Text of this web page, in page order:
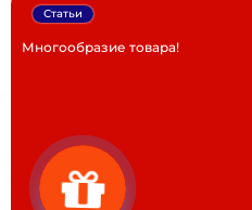
Многообразие товара!
Статьи